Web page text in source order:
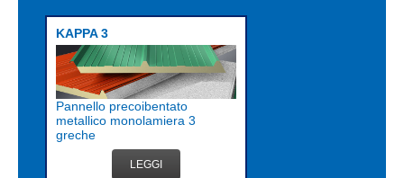
KAPPA 3
Pannello precoibentato
metallico monolamiera 3
greche
LEGGI